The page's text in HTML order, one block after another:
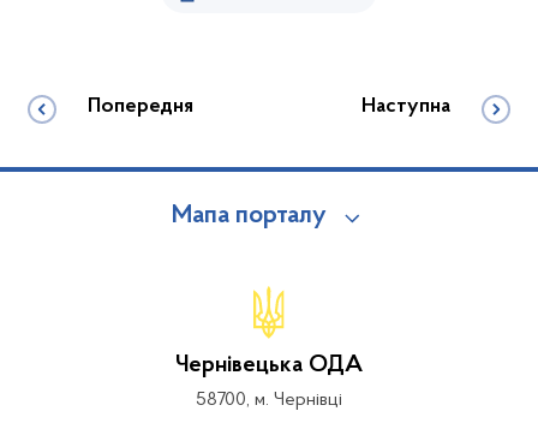
Попередня Наступна
Мапа порталу
Чернівецька ОДА
58700, м. Чернівці